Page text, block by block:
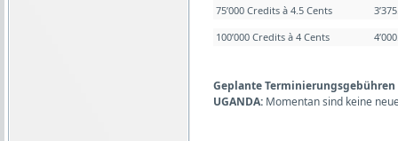
75’000 Credits à 4.5 Cents
100’000 Credits à 4 Cents
Geplante
UGANDA: Momentan sind keine